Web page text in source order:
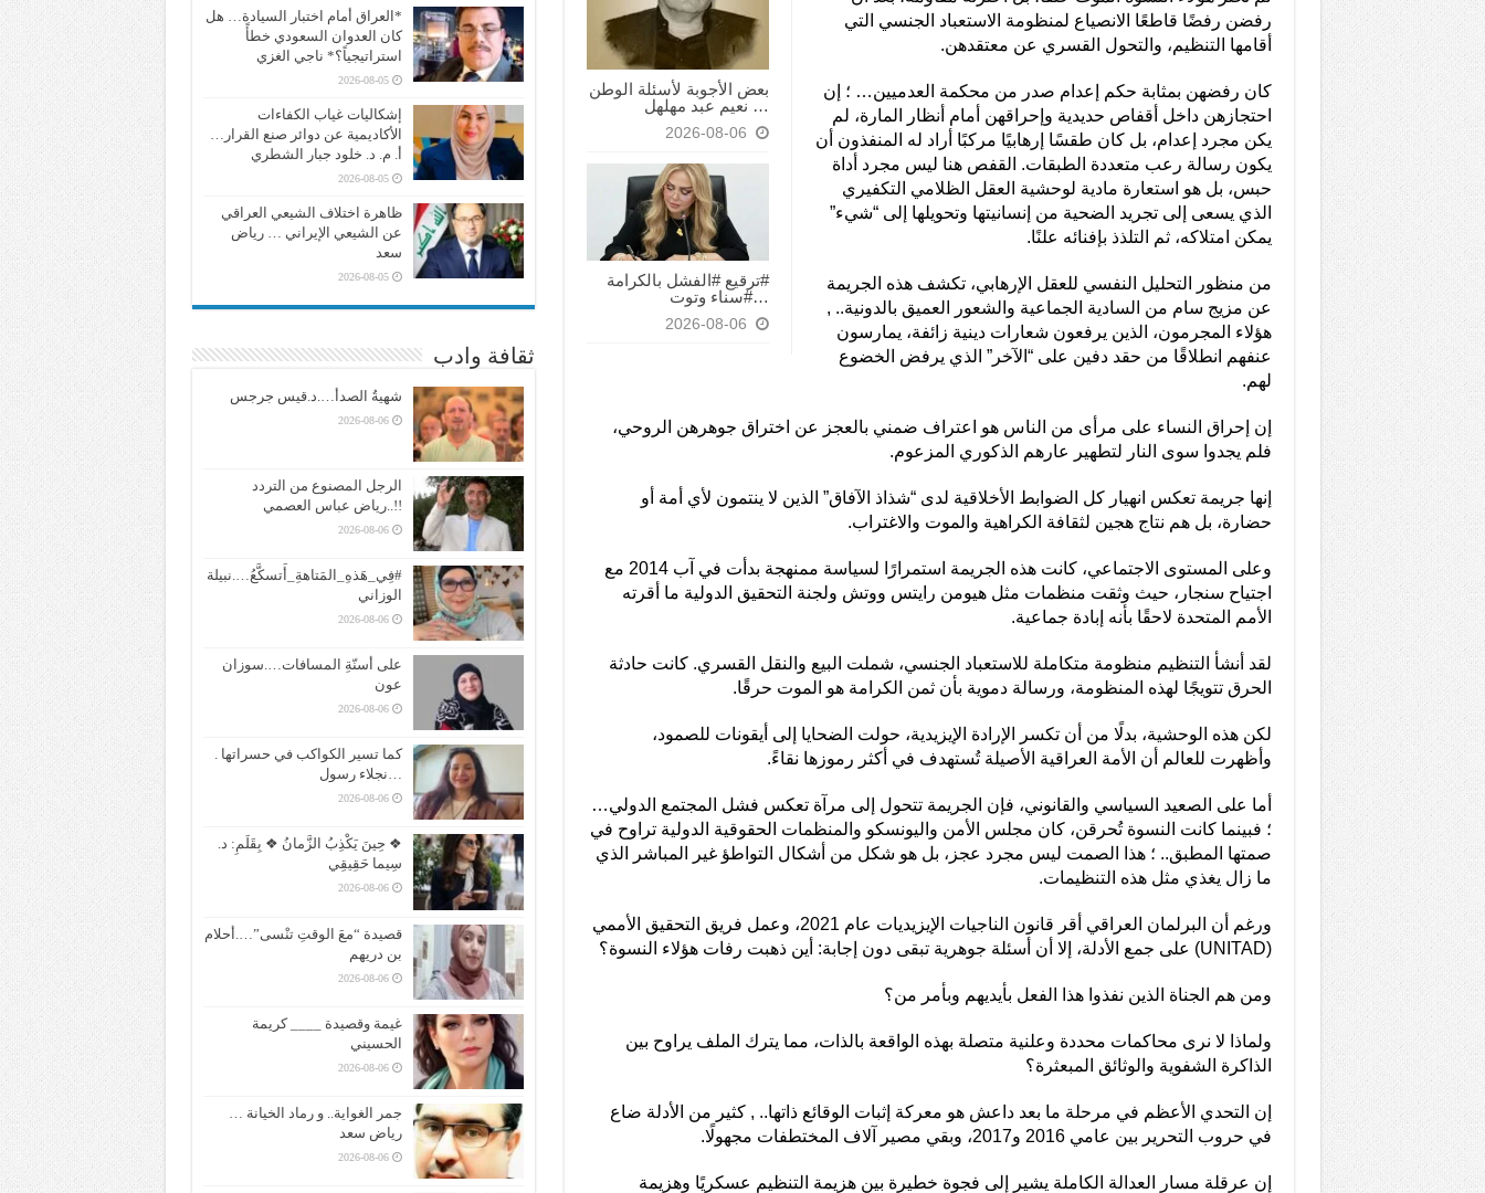
بعض الأجوبة لأسئلة الوطن
… نعيم عبد مهلهل
2026-08-06
#ترقيع #الفشل بالكرامة
…#سناء وتوت
2026-08-06
رفضن رفضًا قاطعًا الانصياع لمنظومة الاستعباد الجنسي التي
أقامها التنظيم، والتحول القسري عن معتقدهن.
كان رفضهن بمثابة حكم إعدام صدر من محكمة العدميين… ؛ إن
احتجازهن داخل أقفاص حديدية وإحراقهن أمام أنظار المارة، لم
يكن مجرد إعدام، بل كان طقسًا إرهابيًا مركبًا أراد له المنفذون أن
يكون رسالة رعب متعددة الطبقات. القفص هنا ليس مجرد أداة
حبس، بل هو استعارة مادية لوحشية العقل الظلامي التكفيري
الذي يسعى إلى تجريد الضحية من إنسانيتها وتحويلها إلى “شيء”
يمكن امتلاكه، ثم التلذذ بإفنائه علنًا.
من منظور التحليل النفسي للعقل الإرهابي، تكشف هذه الجريمة
عن مزيج سام من السادية الجماعية والشعور العميق بالدونية.. ,
هؤلاء المجرمون، الذين يرفعون شعارات دينية زائفة، يمارسون
عنفهم انطلاقًا من حقد دفين على “الآخر” الذي يرفض الخضوع
لهم.
إن إحراق النساء على مرأى من الناس هو اعتراف ضمني بالعجز عن اختراق جوهرهن الروحي،
فلم يجدوا سوى النار لتطهير عارهم الذكوري المزعوم.
إنها جريمة تعكس انهيار كل الضوابط الأخلاقية لدى “شذاذ الآفاق” الذين لا ينتمون لأي أمة أو
حضارة، بل هم نتاج هجين لثقافة الكراهية والموت والاغتراب.
وعلى المستوى الاجتماعي، كانت هذه الجريمة استمرارًا لسياسة ممنهجة بدأت في آب 2014 مع
اجتياح سنجار، حيث وثقت منظمات مثل هيومن رايتس ووتش ولجنة التحقيق الدولية ما أقرته
الأمم المتحدة لاحقًا بأنه إبادة جماعية.
لقد أنشأ التنظيم منظومة متكاملة للاستعباد الجنسي، شملت البيع والنقل القسري. كانت حادثة
الحرق تتويجًا لهذه المنظومة، ورسالة دموية بأن ثمن الكرامة هو الموت حرقًا.
لكن هذه الوحشية، بدلًا من أن تكسر الإرادة الإيزيدية، حولت الضحايا إلى أيقونات للصمود،
وأظهرت للعالم أن الأمة العراقية الأصيلة تُستهدف في أكثر رموزها نقاءً.
أما على الصعيد السياسي والقانوني، فإن الجريمة تتحول إلى مرآة تعكس فشل المجتمع الدولي…
؛ فبينما كانت النسوة تُحرقن، كان مجلس الأمن واليونسكو والمنظمات الحقوقية الدولية تراوح في
صمتها المطبق.. ؛ هذا الصمت ليس مجرد عجز، بل هو شكل من أشكال التواطؤ غير المباشر الذي
ما زال يغذي مثل هذه التنظيمات.
ورغم أن البرلمان العراقي أقر قانون الناجيات الإيزيديات عام 2021، وعمل فريق التحقيق الأممي
(UNITAD) على جمع الأدلة، إلا أن أسئلة جوهرية تبقى دون إجابة: أين ذهبت رفات هؤلاء النسوة؟
ومن هم الجناة الذين نفذوا هذا الفعل بأيديهم وبأمر من؟
ولماذا لا نرى محاكمات محددة وعلنية متصلة بهذه الواقعة بالذات، مما يترك الملف يراوح بين
الذاكرة الشفوية والوثائق المبعثرة؟
إن التحدي الأعظم في مرحلة ما بعد داعش هو معركة إثبات الوقائع ذاتها.. , كثير من الأدلة ضاع
في حروب التحرير بين عامي 2016 و2017، وبقي مصير آلاف المختطفات مجهولًا.
إن عرقلة مسار العدالة الكاملة يشير إلى فجوة خطيرة بين هزيمة التنظيم عسكريًا وهزيمة
*العراق أمام اختبار السيادة… هل
كان العدوان السعودي خطأً
استراتيجياً؟* ناجي الغزي
2026-08-05
إشكاليات غياب الكفاءات
الأكاديمية عن دوائر صنع القرار…
أ. م. د. خلود جبار الشطري
2026-08-05
ظاهرة اختلاف الشيعي العراقي
عن الشيعي الإيراني … رياض
سعد
2026-08-05
ثقافة وادب
شهيةُ الصدأ….د.قيس جرجس
2026-08-06
الرجل المصنوع من التردد
!!..رياض عباس العصمي
2026-08-06
#فِي_هَذهِ_المَتاهةِ_أَتسكَّعُ….نبيلة
الوزاني
2026-08-06
على أسنّةِ المسافات….سوزان
عون
2026-08-06
كما تسير الكواكب في حسراتها .
…نجلاء رسول
2026-08-06
❖ حِينَ يَكْذِبُ الزَّمانُ ❖ بِقَلَمِ: د.
سِيما حَقِيقِي
2026-08-06
قصيدة “معَ الوقتِ تنْسى”….أحلام
بن دريهم
2026-08-06
غيمة وقصيدة ____ كريمة
الحسيني
2026-08-06
جمر الغواية.. و رماد الخيانة …
رياض سعد
2026-08-06